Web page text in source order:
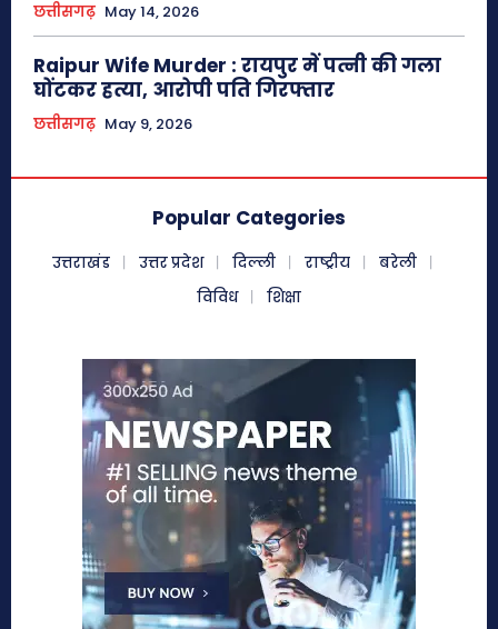
छत्तीसगढ़ May 14, 2026
Raipur Wife Murder : रायपुर में पत्नी की गला
घोंटकर हत्या, आरोपी पति गिरफ्तार
छत्तीसगढ़ May 9, 2026
Popular Categories
उत्तराखंड उत्तर प्रदेश दिल्ली राष्ट्रीय
बरेली
विविध
शिक्षा